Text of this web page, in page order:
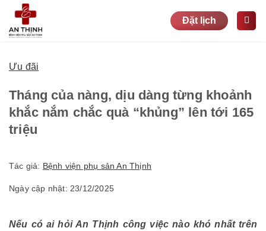
nội
Đặt lịch
Ưu đãi
Tháng của nàng, dịu dàng từng khoảnh
khắc nắm chắc quà “khủng” lên tới 165
triệu
Tác giả: Bệnh viện phụ sản An Thịnh
Ngày cập nhật: 23/12/2025
Nếu có ai hỏi An Thịnh công việc nào khó nhất trên